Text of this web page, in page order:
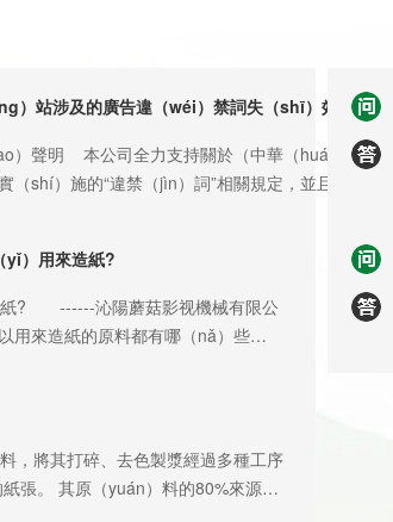
）站涉及的廣告違（wéi）禁詞失（shī）效聲明
）聲明 本公司全力支持關於（中華（huá）人
（shí）施的“違禁（jìn）詞”相關規定，並且竭
頁麵（miàn）涉及含有“廣告違禁詞”的，一律非
。不可用於客戶作為下單購物的參考依據。如您
公司聯係人，我們會快速去改正。感（gǎn）謝
友對沁陽蘑菇影视機（jī）械的信任和支持。
yǐ）用來造紙?
? ------沁陽蘑菇影视機械有限公
來造紙的原料都有哪（nǎ）些
如廢紙箱、廢書本（běn）紙、廢報
說就是造紙原（yuán）料非常廣
哪些分類? 沁陽市（shì）佳龍
將其打碎、去色製漿經過多種工序
80%來源於